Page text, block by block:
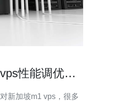
性能调优与
新加坡m1 vps，很多